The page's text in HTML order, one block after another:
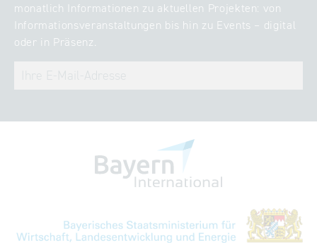
monatlich Informationen zu aktuellen Projekten: von
Informationsveranstaltungen bis hin zu Events – digital
oder in Präsenz.